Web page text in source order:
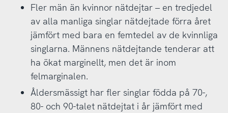
Fler män än kvinnor nätdejtar – en tredjedel
av alla manliga singlar nätdejtade förra året
jämfört med bara en femtedel av de kvinnliga
singlarna. Männens nätdejtande tenderar att
ha ökat marginellt, men det är inom
felmarginalen.
Åldersmässigt har fler singlar födda på 70-,
80- och 90-talet nätdejtat i år jämfört med